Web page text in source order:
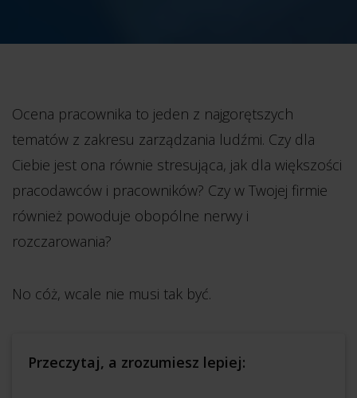
Ocena pracownika to jeden z najgorętszych
tematów z zakresu zarządzania ludźmi. Czy dla
Ciebie jest ona równie stresująca, jak dla większości
pracodawców i pracowników? Czy w Twojej firmie
również powoduje obopólne nerwy i
rozczarowania?
No cóż, wcale nie musi tak być.
Przeczytaj, a zrozumiesz lepiej: